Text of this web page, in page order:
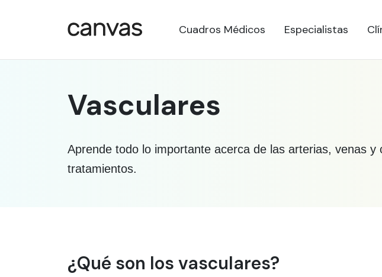
Cuadros Médicos Especialistas
Vasculares
Aprende todo lo importante acerca de las arterias, venas
tratamientos.
Información médica sobre vasculares
¿Qué son los vasculares?